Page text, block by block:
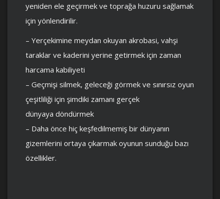
yeniden ele geçirmek ve toprağa huzuru sağlamak
için yönlendirilir.
– Yerçekimine meydan okuyan akrobasi, vahşi
taraklar ve kaderini yerine getirmek için zaman
harcama kabiliyeti
– Geçmişi silmek, geleceği görmek ve sınırsız oyun
çeşitliliği için şimdiki zamanı gerçek
dünyaya döndürmek
– Daha önce hiç keşfedilmemiş bir dünyanın
gizemlerini ortaya çıkarmak oyunun sunduğu bazı
özellikler.